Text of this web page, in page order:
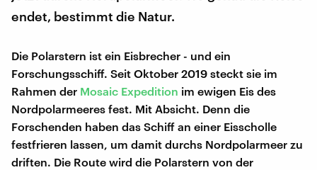
endet, bestimmt die Natur.
Die Polarstern ist ein Eisbrecher - und ein
Forschungsschiff. Seit Oktober 2019 steckt sie im
Rahmen der Mosaic Expedition im ewigen Eis des
Nordpolarmeeres fest. Mit Absicht. Denn die
Forschenden haben das Schiff an einer Eisscholle
festfrieren lassen, um damit durchs Nordpolarmeer zu
driften. Die Route wird die Polarstern von der